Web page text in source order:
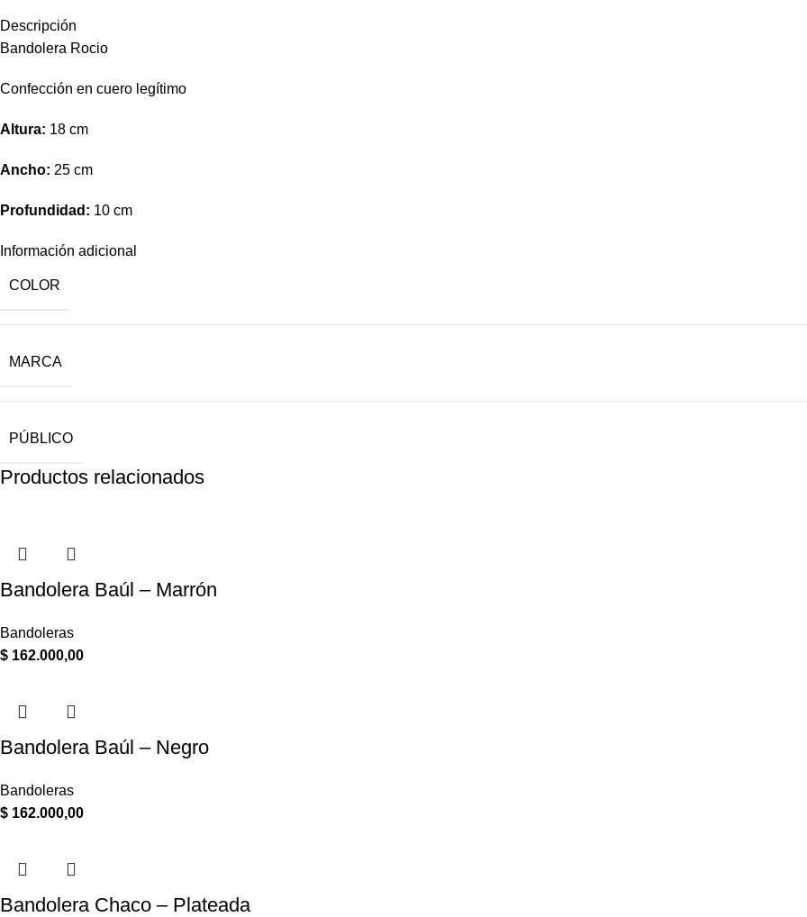
Descripción
Bandolera Rocio
Confección en cuero legítimo
Altura: 18 cm
Ancho: 25 cm
Profundidad: 10 cm
Información adicional
COLOR
MARCA
PÚBLICO
Productos relacionados
Bandolera Baúl – Marrón
Bandoleras
$ 162.000,00
Bandolera Baúl – Negro
Bandoleras
$ 162.000,00
Bandolera Chaco – Plateada